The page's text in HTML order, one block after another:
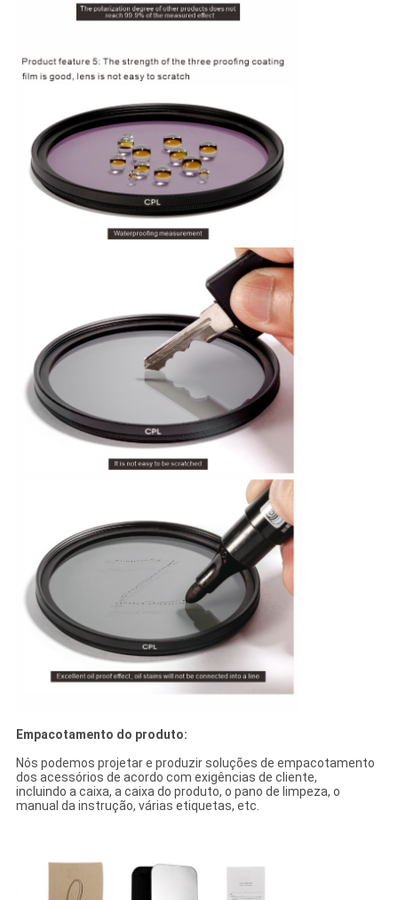
Empacotamento do produto:
Nós podemos projetar e produzir soluções de empacotamento
dos acessórios de acordo com exigências de cliente,
incluindo a caixa, a caixa do produto, o pano de limpeza, o
manual da instrução, várias etiquetas, etc.